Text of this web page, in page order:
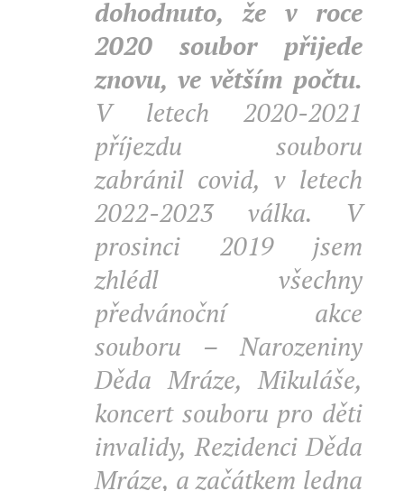
dohodnuto, že v roce
2020 soubor přijede
znovu, ve větším počtu.
V letech 2020-2021
příjezdu souboru
zabránil covid, v letech
2022-2023 válka. V
prosinci 2019 jsem
zhlédl všechny
předvánoční akce
souboru – Narozeniny
Děda Mráze, Mikuláše,
koncert souboru pro děti
invalidy, Rezidenci Děda
Mráze, a začátkem ledna